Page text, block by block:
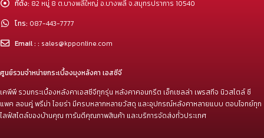
ที่ตั้ง: 82 หมู่ 8 ต.บางพลีใหญ่ อ.บางพลี จ.สมุทรปราการ 10540
โทร: 087-443-7777
Email : : sales@kpponline.com
ศูนย์รวมจำหน่ายกระเบื้องมุงหลังคา เอสซีจี
เคพีพี รวมกระเบื้องหลังคาเอสซีจีทุกรุ่น หลังคาคอนกรีต เอ็กเซลล่า เพรสทีจ นิวสไตล์ ซี
แพค ลอนคู่ พรีม่า ไอยร่า มีครบหลากหลายวัสดุ และอุปกรณ์หลังคาหลายแบบ ตอบโจทย์ทุก
ไลฟ์สไตล์ของบ้านคุณ การันตีคุณภาพสินค้า และบริการจัดส่งทั่วประเทศ